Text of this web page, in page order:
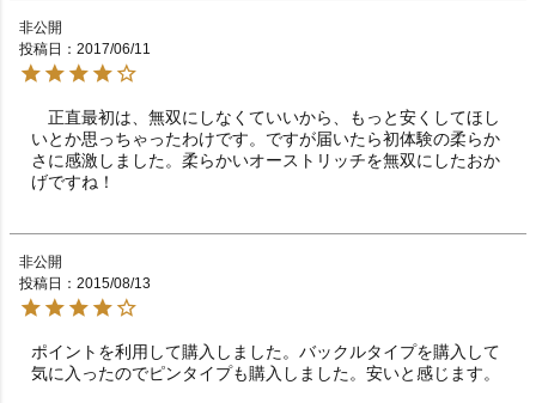
非公開
投稿日
2017/06/11
正直最初は、無双にしなくていいから、もっと安くしてほし
いとか思っちゃったわけです。ですが届いたら初体験の柔らか
さに感激しました。柔らかいオーストリッチを無双にしたおか
げですね！
非公開
投稿日
2015/08/13
ポイントを利用して購入しました。バックルタイプを購入して
気に入ったのでピンタイプも購入しました。安いと感じます。